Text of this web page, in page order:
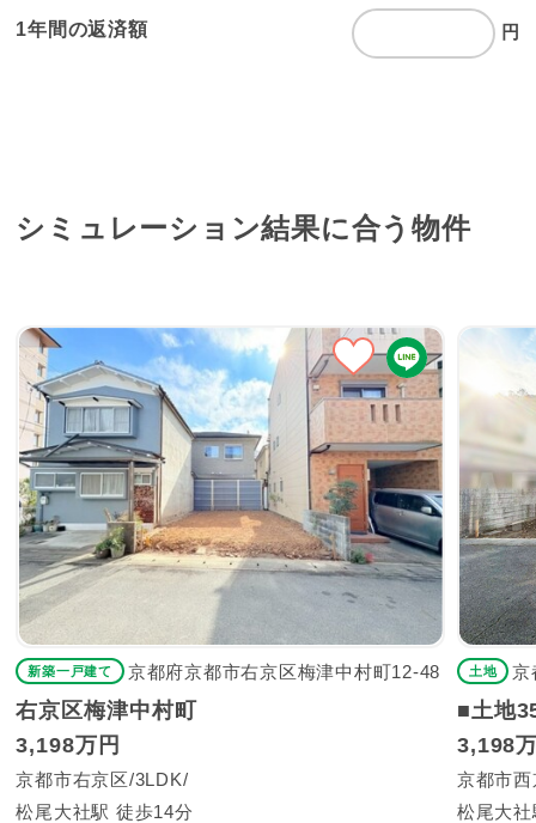
1年間の返済額 円
シミュレーション結果に合う物件
新築一戸建て 京都府京都市右京区梅津中村町12-48
右京区梅津中村町
3,198万円
京都市右京区 3LDK
松尾大社駅 徒歩14分
土地 京
■土地
3,198
京都市
松尾大